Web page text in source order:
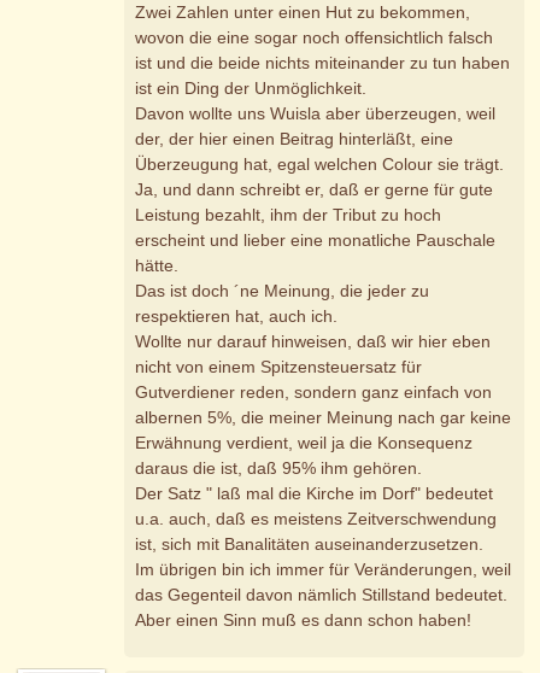
Zwei Zahlen unter einen Hut zu bekommen,
wovon die eine sogar noch offensichtlich falsch
ist und die beide nichts miteinander zu tun haben
ist ein Ding der Unmöglichkeit.
Davon wollte uns Wuisla aber überzeugen, weil
der, der hier einen Beitrag hinterläßt, eine
Überzeugung hat, egal welchen Colour sie trägt.
Ja, und dann schreibt er, daß er gerne für gute
Leistung bezahlt, ihm der Tribut zu hoch
erscheint und lieber eine monatliche Pauschale
hätte.
Das ist doch ´ne Meinung, die jeder zu
respektieren hat, auch ich.
Wollte nur darauf hinweisen, daß wir hier eben
nicht von einem Spitzensteuersatz für
Gutverdiener reden, sondern ganz einfach von
albernen 5%, die meiner Meinung nach gar keine
Erwähnung verdient, weil ja die Konsequenz
daraus die ist, daß 95% ihm gehören.
Der Satz " laß mal die Kirche im Dorf" bedeutet
u.a. auch, daß es meistens Zeitverschwendung
ist, sich mit Banalitäten auseinanderzusetzen.
Im übrigen bin ich immer für Veränderungen, weil
das Gegenteil davon nämlich Stillstand bedeutet.
Aber einen Sinn muß es dann schon haben!